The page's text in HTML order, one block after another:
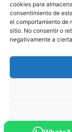
cookies para
consentimiento de
el comportamiento de
sitio. No consentir o
negativamente a
VIVERO PLANTAS
Sobre nosotros
Puntos y recompensas
Cookies
Pago seguro: Tarjeta de